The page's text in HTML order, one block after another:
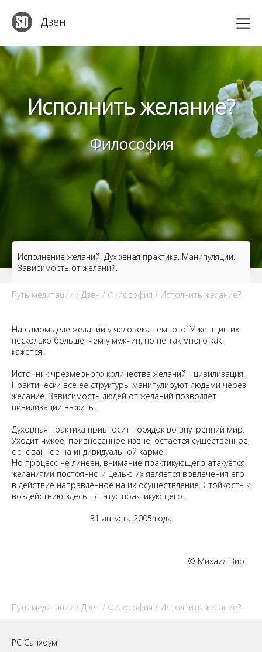
Дзен
Исполнить желание?
Философия
Исполнение желаний. Духовная практика. Манипуляции.
Зависимость от желаний.
Путь медитации / Дзен / Философия / Исполнить желание?
На самом деле желаний у человека немного. У женщин их
несколько больше, чем у мужчин, но не так много как
кажется.
Источник чрезмерного количества желаний - цивилизация.
Практически все ее структуры манипулируют людьми через
желание. Зависимость людей от желаний позволяет
цивилизации выжить.
Духовная практика привносит порядок во внутренний мир.
Уходит чужое, привнесенное извне, остается существенное,
основанное на индивидуальной карме.
Но процесс не линеен, внимание практикующего атакуется
желаниями постоянно и целью их является вовлечения его
в действие направленное на их осуществление. Стойкость к
воздействию здесь - статус практикующего.
31 августа 2005 года
© Михаил Вир
Путь медитации / Дзен / Философия / Исполнить желание?
РС Санхоум